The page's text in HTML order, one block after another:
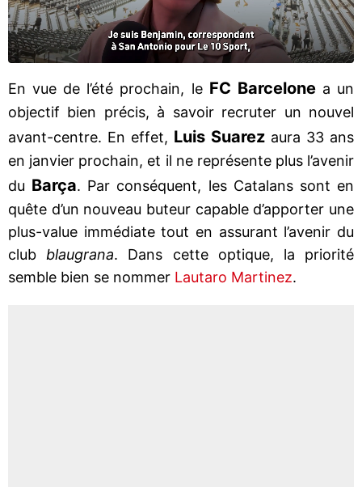
En vue de l’été prochain, le FC Barcelonea un
objectif bien précis, à savoir recruter un nouvel
avant-centre. En effet, Luis Suarez aura 33 ans
en janvier prochain, et il ne représente plus l’avenir
du Barça. Par conséquent, les Catalans sont en
quête d’un nouveau buteur capable d’apporter une
plus-value immédiate tout en assurant l’avenir du
club blaugrana. Dans cette optique, la priorité
semble bien se nommer Lautaro Martinez.